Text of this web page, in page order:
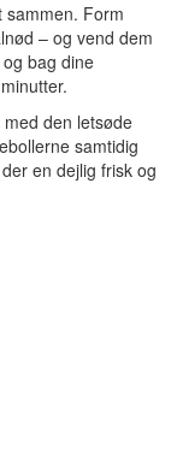
sammen. Form
– og vend dem
bag dine
den letsøde
samtidig
en dejlig frisk og